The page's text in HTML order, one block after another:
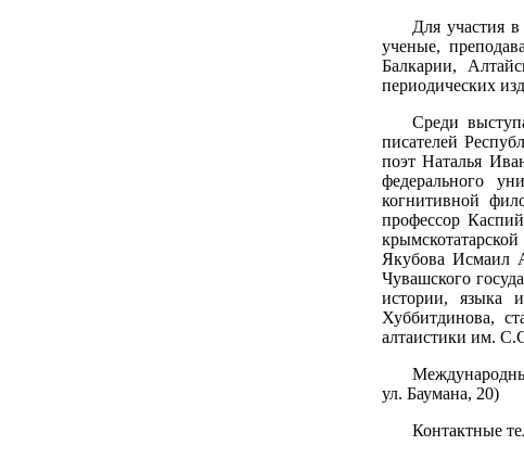
Для участия
ученые,
Балкарии,
периодических
Среди
писателей
поэт Наталья
федерального
когнитивной
профессор
Якубова Исмаил
Чувашского
истории, языка
Хуббитдинова,
алтаистики им.
ул. Баумана, 20)
Контактные